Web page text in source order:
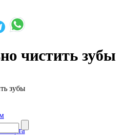
чистить зубы
зубы
рта